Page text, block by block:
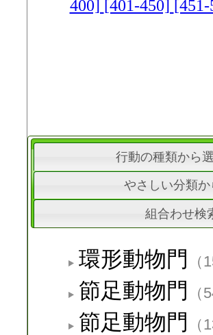
400] [401-450]
行動の種類から
やさしい分類か
組合わせ検
環形動物門 （
節足動物門
（
節足動物門
（